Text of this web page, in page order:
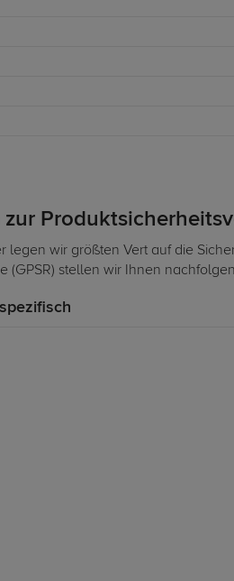
legen wir größten Vert auf die
(GPSR) stellen wir Ihnen